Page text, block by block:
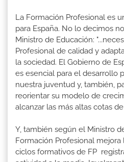
La Formación Profesional es
para España. No lo decimos
Ministro de Educación:
Profesional de calidad y
la sociedad. El Gobierno de
es esencial para el desarrollo
nuestra juventud y, también,
reorientar su modelo de
alcanzar las más altas cotas
Y, también según el Ministro
Formación Profesional
ciclos formativos de FP